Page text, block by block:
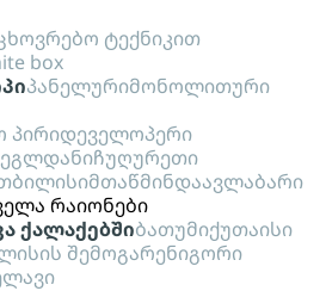
ტექნიკით
box
პანელურიმონოლითური
პირიდეველოპერი
გლდანიჩუღურეთი
მთაწმინდაავლაბარი
რაიონები
ქალაქებშიბათუმიქუთაისი
შემოგარენიგორი